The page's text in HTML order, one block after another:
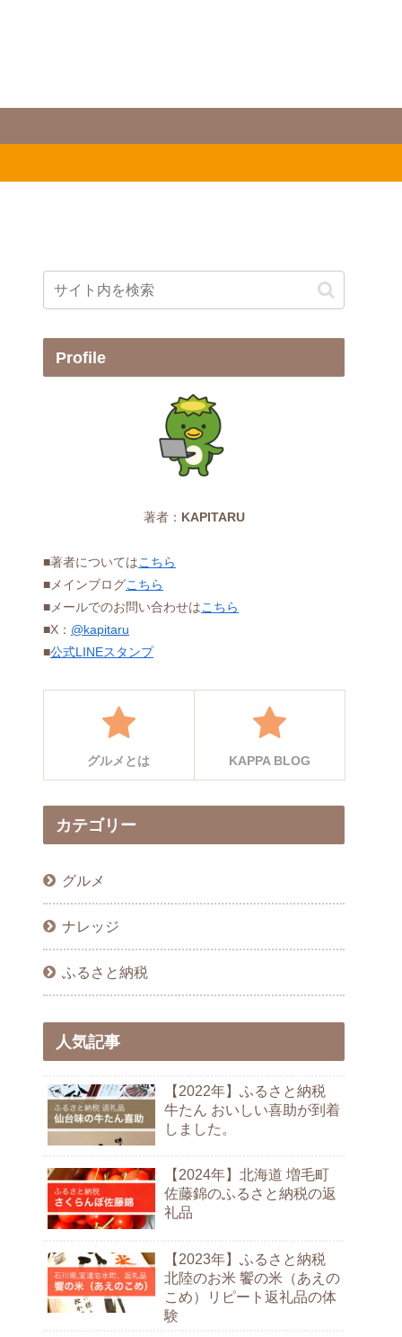
Profile
著者： KAPITARU
■著者についてはこちら
■メインブログこちら
■メールでのお問い合わせはこちら
■X： @kapitaru
■公式LINEスタンプ
グルメとは KAPPA BLOG
カテゴリー
グルメ
ナレッジ
ふるさと納税
人気記事
【2022年】ふるさと納税
牛たん おいしい喜助が到着
しました。
【2024年】北海道 増毛町
佐藤錦のふるさと納税の返
礼品
【2023年】ふるさと納税
北陸のお米 饗の米（あえの
こめ）リピート返礼品の体
験